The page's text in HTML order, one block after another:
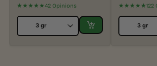
★★★★★42 Opinions ★★★★★